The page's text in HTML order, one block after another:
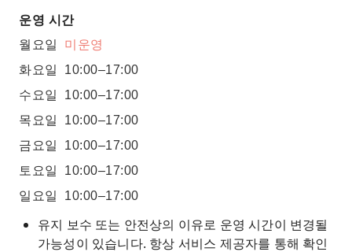
운영 시간
월요일
미운영
화요일
10:00–17:00
수요일
10:00–17:00
목요일
10:00–17:00
금요일
10:00–17:00
토요일
10:00–17:00
일요일
10:00–17:00
유지 보수 또는 안전상의 이유로 운영 시간이 변경될
가능성이 있습니다. 항상 서비스 제공자를 통해 확인